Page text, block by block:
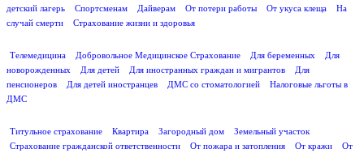
детский лагерь
Спортсменам Дайверам От потери работы От укуса клеща
На
случай смерти
Страхование жизни и здоровья
Телемедицина
Добровольное Медицинское Страхование Для беременных
Для
новорожденных
Для детей Для иностранных граждан и мигрантов
Для
пенсионеров
Для детей иностранцев ДМС со стоматологией
Налоговые льготы в
ДМС
Титульное страхование
Квартира Загородный дом
Земельный участок
Страхование гражданской ответственности
От пожара и затопления От кражи
От